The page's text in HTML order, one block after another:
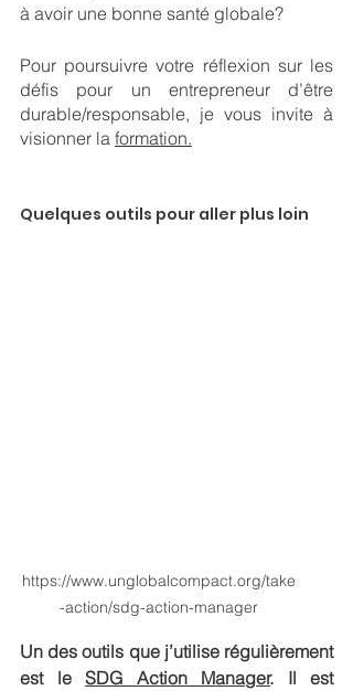
à avoir une bonne santé globale?
Pour poursuivre votre réflexion sur les
défis pour un entrepreneur d’être
durable/responsable, je vous invite à
visionner la formation.
Quelques outils pour aller plus loin
https://www.unglobalcompact.org/take
-action/sdg-action-manager
Un des outils que j’utilise régulièrement
est le SDG Action Manager. Il est